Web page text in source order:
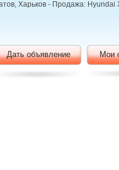
Харьков - Продажа: Hyundai
Дать объявление Мои